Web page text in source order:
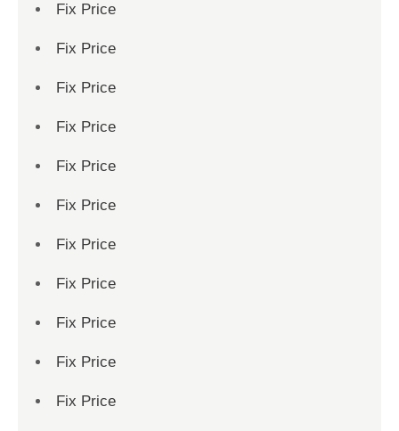
Fix Price
Fix Price
Fix Price
Fix Price
Fix Price
Fix Price
Fix Price
Fix Price
Fix Price
Fix Price
Fix Price